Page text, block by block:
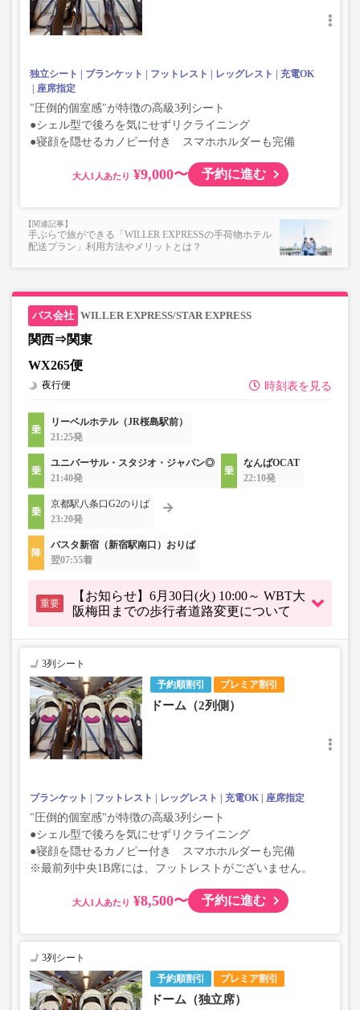
独立シート ブランケット フットレスト レッグレスト
充電OK
座席指定
"圧倒的個室感"が特徴の高級3列シート
●シェル型で後ろを気にせずリクライニング
●寝顔を隠せるカノピー付き スマホホルダーも完備
大人 ¥9,000〜 予約に進む
手ぶらで旅ができる「WILLER EXPRESSの手荷物ホテル
配送プラン」利用方法やメリットとは？
WILLER EXPRESS/STAR EXPRESS
関西⇒関東
WX265便
時刻表を見る
夜行便
リーベルホテル（JR桜島駅前）
21:25発
ユニバーサル・スタジオ・ジャパン◎
21:40発
なんばOCAT
22:10発
京都駅八条口G2のりば
23:20発
バスタ新宿（新宿駅南口）おりば
翌07:55着
重要
【お知らせ】6月30日(火) 10:00～ WBT大
阪梅田までの歩行者道路変更について
予約順割引 プレミア割引
3列シート
ドーム（2列側）
ブランケット フットレスト レッグレスト 充電OK 座席指定
"圧倒的個室感"が特徴の高級3列シート
●シェル型で後ろを気にせずリクライニング
●寝顔を隠せるカノピー付き スマホホルダーも完備
※最前列中央1B席には、フットレストがございません。
大人 ¥8,500〜 予約に進む
予約順割引 プレミア割引
3列シート
ドーム（独立席）